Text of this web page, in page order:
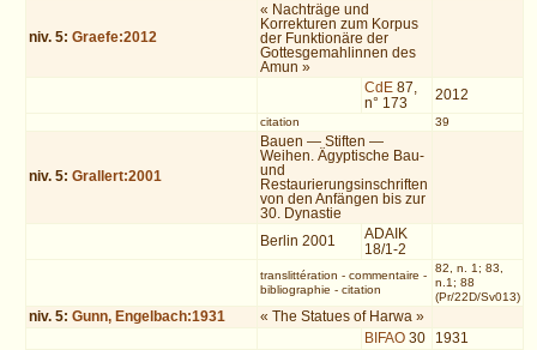
niv. 5:Graefe:2012
« Nachträge und
Korrekturen zum Korpus
der Funktionäre der
Gottesgemahlinnen des
Amun »
CdE 87,
n° 173
2012
citation 39
niv. 5:Grallert:2001
Bauen — Stiften —
Weihen. Ägyptische Bau-
und
Restaurierungsinschriften
von den Anfängen bis zur
30. Dynastie
Berlin 2001
ADAIK
18/1-2
translittération - commentaire -
bibliographie - citation
82, n. 1; 83,
n.1; 88
(Pr/22D/Sv013)
niv. 5:Gunn, Engelbach:1931
« The Statues of Harwa »
BIFAO 30 1931